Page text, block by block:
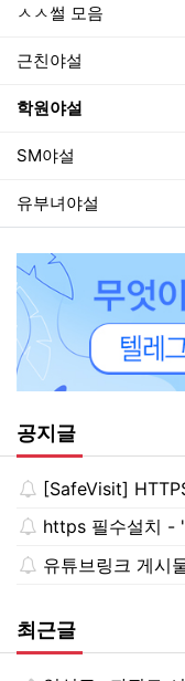
ㅅㅅ썰 모음
근친야설
학원야설
SM야설
유부녀야설
공지글
[SafeVisit] HTTPS 우
https 필수설치 -
유튜브링크 게시물
최근글